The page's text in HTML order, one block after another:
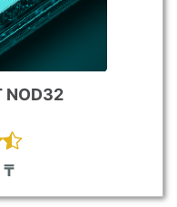
NOD32
₸